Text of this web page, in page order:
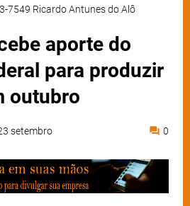
7549 Ricardo Antunes do Alô
aporte do
para produzir
outubro
setembro 0